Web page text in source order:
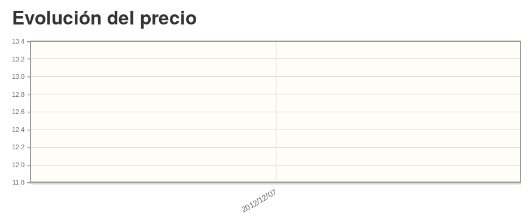
Evolución del precio
11.8
12.0
12.2
12.4
12.6
12.8
13.0
13.2
13.4